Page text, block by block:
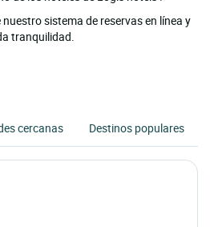
nuestro sistema de reservas en línea y
tranquilidad.
cercanas Destinos populares